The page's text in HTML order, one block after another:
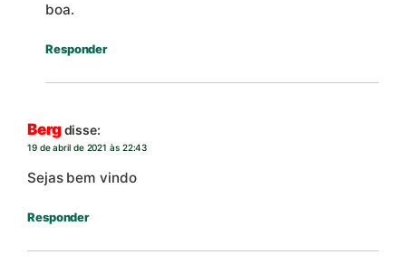
boa.
Responder
Bergdisse:
19 de abril de 2021 às 22:43
Sejas bem vindo
Responder